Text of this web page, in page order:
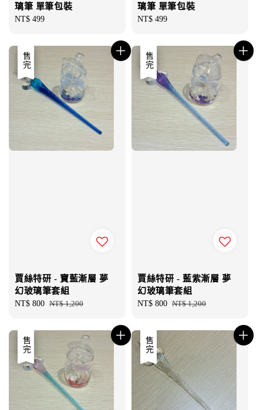
璃筆 單筆包裝
Regular
NT$ 499
璃筆 單筆包裝
Regular
NT$ 499
優惠
售完
賈絲特研 - 寶藍漸層 夢
幻玻璃筆套組
Sale
NT$ 800 Regular
NT$ 1,200
優惠
售完
賈絲特研 - 藍紫漸層 夢
幻玻璃筆套組
Sale
NT$ 800 Regular
NT$ 1,200
優惠
售完 售完